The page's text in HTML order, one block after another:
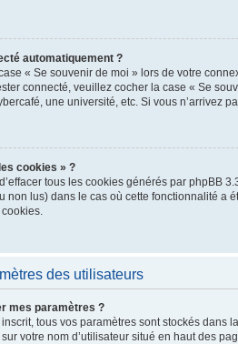
automatiquement ?
« Se souvenir de moi » lors de votre
connecté, veuillez cocher la case « Se
une université, etc. Si vous n’arrivez
cookies » ?
tous les cookies générés par phpBB
non lus) dans le cas où cette fonctionnalité
des utilisateurs
mes paramètres ?
tous vos paramètres sont stockés dans
votre nom d’utilisateur situé en haut des